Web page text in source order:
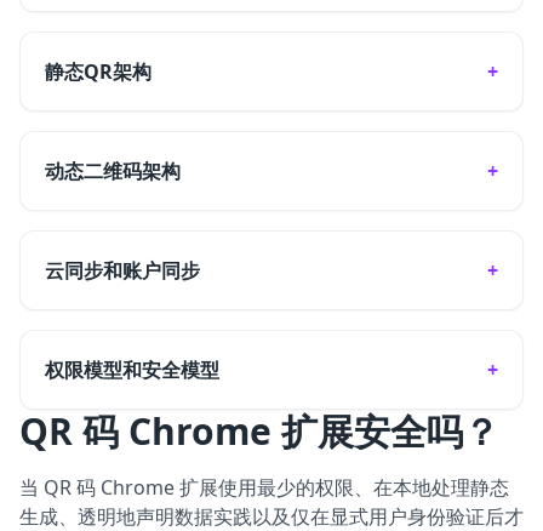
静态QR架构
动态二维码架构
云同步和账户同步
权限模型和安全模型
QR 码 Chrome 扩展安全吗？
当 QR 码 Chrome 扩展使用最少的权限、在本地处理静态
生成、透明地声明数据实践以及仅在显式用户身份验证后才